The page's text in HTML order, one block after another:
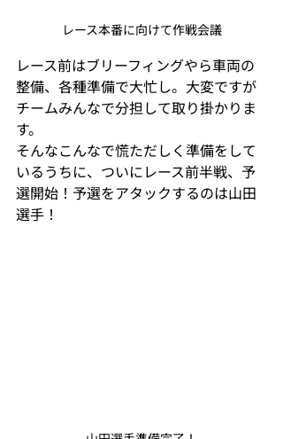
レース本番に向けて作戦会議
レース前はブリーフィングやら車両の
整備、各種準備で大忙し。大変ですが
チームみんなで分担して取り掛かりま
す。
そんなこんなで慌ただしく準備をして
いるうちに、ついにレース前半戦、予
選開始！予選をアタックするのは山田
選手！